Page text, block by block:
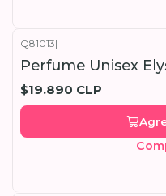
Q81013|
Perfume Unisex
$19.890 CLP